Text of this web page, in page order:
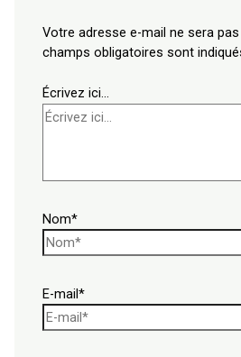
Votre adresse e-mail ne sera pas
champs obligatoires sont
Écrivez ici…
Nom*
E-mail*